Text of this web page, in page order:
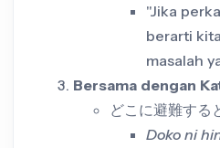
"Jika
berarti
masalah
Bersama dengan
どこに避難する
Doko ni